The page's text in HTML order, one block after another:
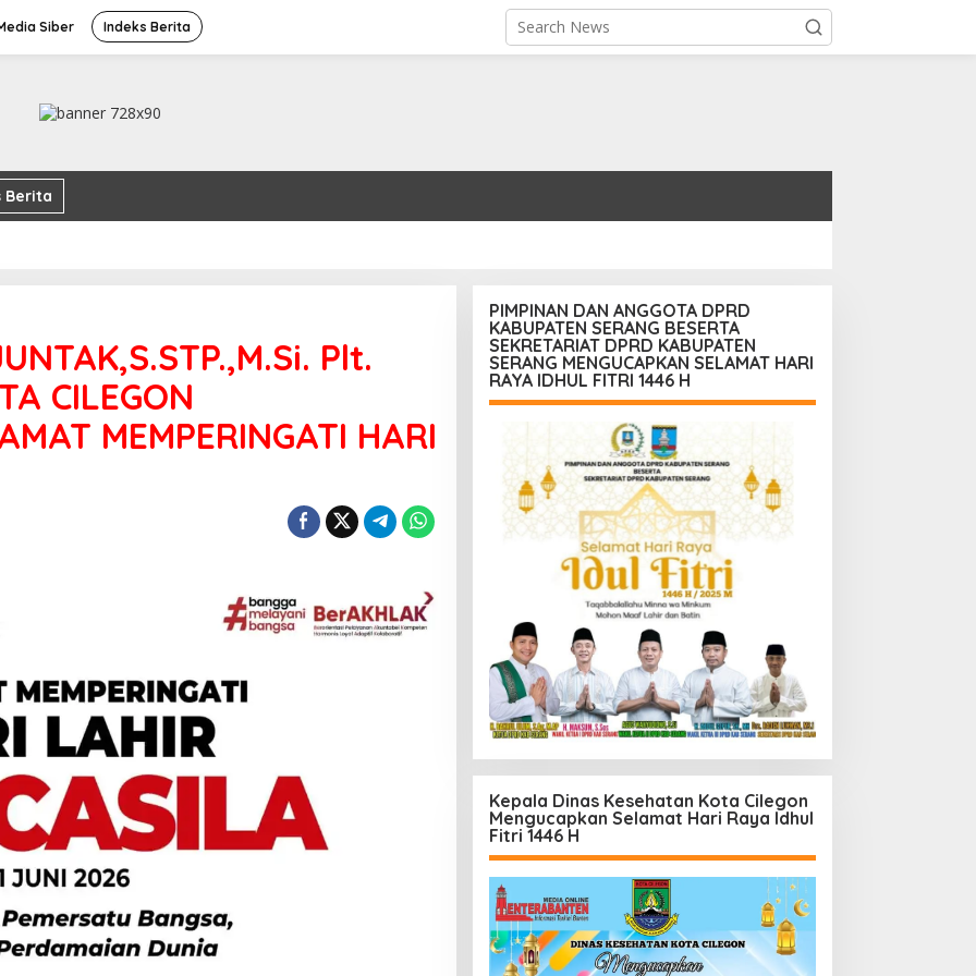
Siber Indeks Berita
Berita
Plt.
CILEGON
MEMPERINGATI HARI
PIMPINAN DAN ANGGOTA DPRD
KABUPATEN SERANG BESERTA
SEKRETARIAT DPRD KABUPATEN
SERANG MENGUCAPKAN SELAMAT HARI
RAYA IDHUL FITRI 1446 H
Kepala Dinas Kesehatan Kota Cilegon
Mengucapkan Selamat Hari Raya Idhul
Fitri 1446 H